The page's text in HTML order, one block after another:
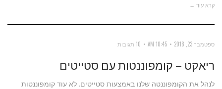
קרא עוד ←
ספטמבר 23, 2018 10:45 AM 10 תגובות
ריאקט – קומפוננטות עם סטייטים
לנהל את הקומפוננטה שלנו באמצעות סטייטים. לא עוד קומפוננטות